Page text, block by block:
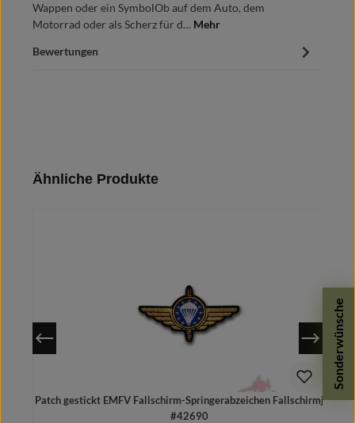
Sonderwünsche
Wappen oder ein SymbolOb auf dem Auto, dem
Motorrad oder als Scherz für d… Mehr
Bewertungen
Produktgalerie überspringen
Ähnliche Produkte
Patch gestickt EMFV Fallschirm-Springerabzeichen Fallschirmjäger
#42690